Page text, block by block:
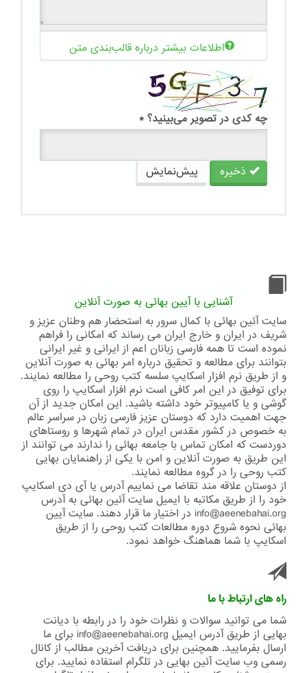
اطلاعات بیشتر درباره قالب‌بندی متن
چه کدی در تصویر می‌بینید؟ *
ذخیره پیش‌نمایش
آشنایی با آیین بهائی به صورت آنلاین
سایت آئین بهائی با کمال سرور به استحضار هم وطنان عزیز و
شریف در ایران و خارج ایران می رساند که امکانی را فراهم
نموده است تا همه فارسی زبانان اعم از ایرانی و غیر ایرانی
بتوانند برای مطالعه و تحقیق درباره امر بهائی به صورت آنلاین
و از طریق نرم افزار اسکایپ سلسه کتب روحی را مطالعه نمایند.
برای توفیق در این امر کافی است نرم افزار اسکایپ را روی
گوشی و یا کامپیوتر خود داشته باشید. این امکان جدید از آن
جهت اهمیت دارد که دوستان عزیز فارسی زبان در سراسر عالم
به خصوص در کشور مقدس ایران در تمام شهرها و روستاهای
دوردست که امکان تماس با جامعه بهائی را ندارند می توانند از
این طریق به صورت آنلاین و امن با یکی از راهنمایان بهایی
کتب روحی را در گروه مطالعه نمایند.
از دوستان علاقه مند تقاضا می نماییم آدرس یا آی دی اسکایپ
خود را از طریق مکاتبه با ایمیل سایت آئین بهائی به آدرس
info@aeenebahai.org در اختیار ما قرار دهند. سایت آیین
بهائی نحوه شروع دوره مطالعات کتب روحی را از طریق
اسکایپ با شما هماهنگ خواهد نمود.
راه های ارتباط با ما
شما می توانید سوالات و نظرات خود را در رابطه با دیانت
بهایی از طریق آدرس ایمیل info@aeenebahai.org برای ما
ارسال بفرمایید. همچنین برای دریافت آخرین مطالب از کانال
رسمی وب سایت آئین بهایی در تلگرام استفاده نمایید. برای